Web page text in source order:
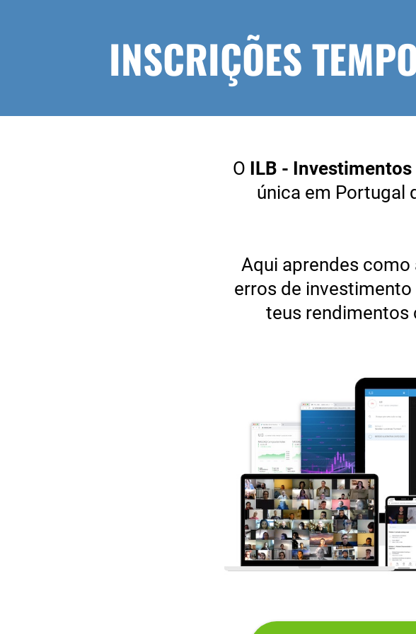
INSCRIÇÕES
O ILB -
única em Portugal
Aqui aprendes
erros de
teus rendimentos